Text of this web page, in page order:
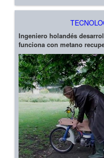
Ingeniero holandés
funciona con metano